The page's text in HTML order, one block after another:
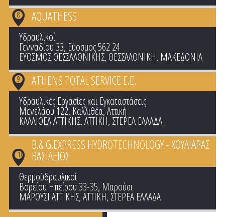
AQUATHESS
8
Υδραυλικοί
Γενναδίου 33, Εύοσμος 562 24
ΕΥΟΣΜΟΣ ΘΕΣΣΑΛΟΝΙΚΗΣ, ΘΕΣΣΑΛΟΝΙΚΗ, ΜΑΚΕΔΟΝΙΑ
ATHENS TOTAL SERVICE Ε.Ε.
9
Υδραυλικές Εργασίες και Εγκαταστάσεις
Μενελάου 122, Καλλιθέα, Αττική
ΚΑΛΛΙΘΕΑ ΑΤΤΙΚΗΣ,ΑΤΤΙΚΗ, ΣΤΕΡΕΑ ΕΛΛΑΔΑ
B.& G.EXPRESS HYDROTECHNOLOGY - ΧΟΥΛΙΑΡΑΣ
ΒΑΣΙΛΕΙΟΣ
10
Θερμοϋδραυλικοί
Βορείου Ηπείρου 33-35, Μαρούσι
ΜΑΡΟΥΣΙ ΑΤΤΙΚΗΣ,ΑΤΤΙΚΗ, ΣΤΕΡΕΑ ΕΛΛΑΔΑ